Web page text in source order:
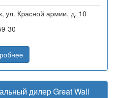
ул. Красной армии, д. 10
30
дилер Great Wall